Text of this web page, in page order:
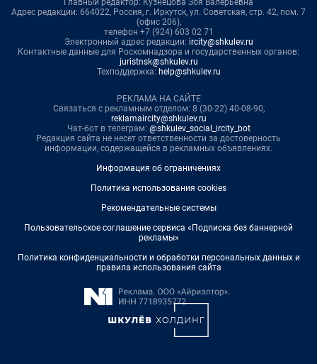
Главный редактор: Кузнецова Зоя Валерьевна
Адрес редакции: 664022, Россия, г. Иркутск, ул. Советская, стр. 42, пом. 7
(офис 206),
телефон +7 (924) 603 02 71
Электронный адрес редакции: ircity@shkulev.ru
Контактные данные для Роскомнадзора и государственных органов:
juristnsk@shkulev.ru
Техподдержка: help@shkulev.ru
РЕКЛАМА НА САЙТЕ
Связаться с рекламным отделом: 8 (30-22) 40-08-90,
reklamaircity@shkulev.ru
Чат-бот в телеграм: @shkulev_social_ircity_bot
Редакция сайта не несет ответственности за достоверность
информации, содержащейся в рекламных объявлениях.
Информация об ограничениях
Политика использования cookies
Рекомендательные системы
Пользовательское соглашение сервиса «Подписка без баннерной
рекламы»
Политика конфиденциальности и обработки персональных данных и
правила использования сайта